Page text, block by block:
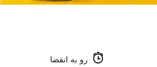
رو به انقضا